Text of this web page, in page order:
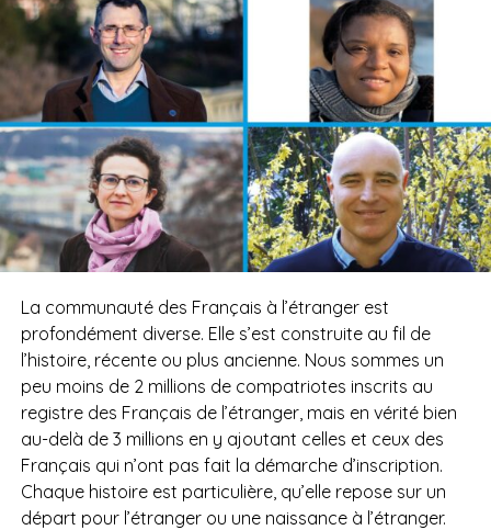
La communauté des Français à l’étranger est
profondément diverse. Elle s’est construite au fil de
l’histoire, récente ou plus ancienne. Nous sommes un
peu moins de 2 millions de compatriotes inscrits au
registre des Français de l’étranger, mais en vérité bien
au-delà de 3 millions en y ajoutant celles et ceux des
Français qui n’ont pas fait la démarche d’inscription.
Chaque histoire est particulière, qu’elle repose sur un
départ pour l’étranger ou une naissance à l’étranger.